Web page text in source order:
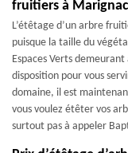
fruitiers à
L’étêtage d’un arbre
puisque la taille du
Espaces Verts
disposition pour vous
domaine, il est
vous voulez étêter vos
surtout pas à appeler